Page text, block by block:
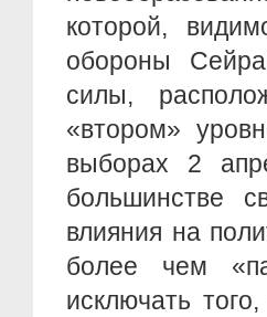
которой,
обороны
силы,
«втором»
выборах 2
большинстве
влияния на
более чем
исключать